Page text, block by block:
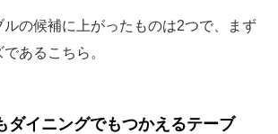
ルの候補に上がったものは2つで、まず
あるこちら。
ダイニングでもつかえるテーブ